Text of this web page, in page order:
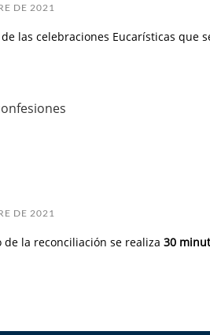
DE 2021
las celebraciones Eucarísticas que
DE 2021
de la reconciliación se realiza 30